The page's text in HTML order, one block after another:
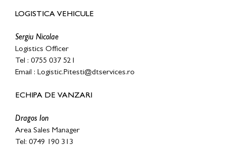
LOGISTICA VEHICULE
Sergiu Nicolae
Logistics Officer
Tel : 0755 037 521
Email : Logistic.Pitesti@dtservices.ro
ECHIPA DE VANZARI
Dragos Ion
Area Sales Manager
Tel: 0749 190 313